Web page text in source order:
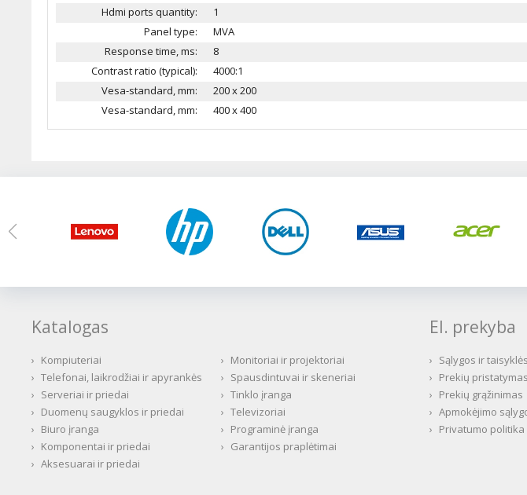
Hdmi ports quantity:
1
Panel type:
MVA
Response time, ms:
8
Contrast ratio (typical):
4000:1
Vesa-standard, mm:
200 x 200
Vesa-standard, mm:
400 x 400
Katalogas
› Kompiuteriai › Monitoriai ir projektoriai
› Telefonai, laikrodžiai ir apyrankės › Spausdintuvai ir skeneriai
› Serveriai ir priedai › Tinklo įranga
› Duomenų saugyklos ir priedai › Televizoriai
› Biuro įranga › Programinė įranga
› Komponentai ir priedai › Garantijos praplėtimai
› Aksesuarai ir priedai
El. prekyba
› Sąlygos ir taisyklės
› Prekių pristatymas
› Prekių grąžinimas
› Apmokėjimo
› Privatumo politika